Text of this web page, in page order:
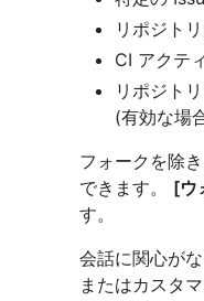
リポジト
CI アクテ
リポジト
(有効な場
フォークを除
できます。 [ウ
す。
会話に関心が
またはカスタ